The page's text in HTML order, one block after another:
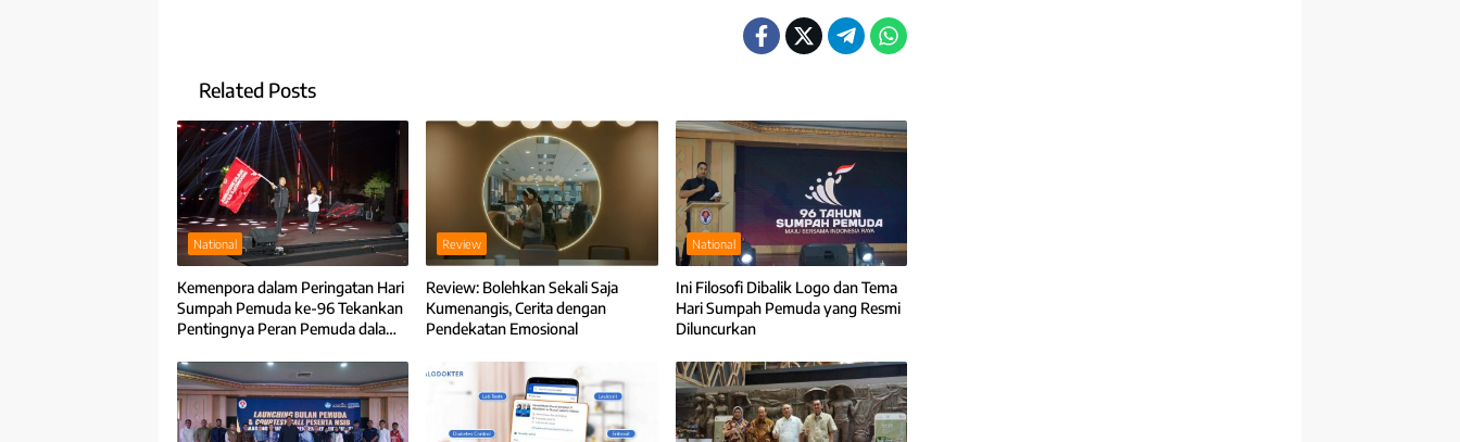
Related Posts
National
Kemenpora dalam Peringatan Hari
Sumpah Pemuda ke-96 Tekankan
Pentingnya Peran Pemuda dalam
Review
Review: Bolehkan Sekali Saja
Kumenangis, Cerita dengan
Pendekatan Emosional
National
Ini Filosofi Dibalik Logo dan Tema
Hari Sumpah Pemuda yang Resmi
Diluncurkan